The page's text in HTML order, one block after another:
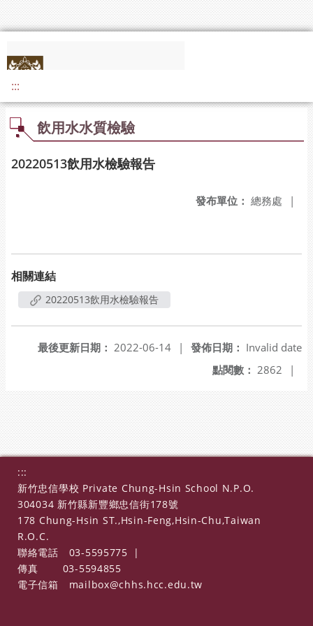
:::
飲用水水質檢驗
20220513飲用水檢驗報告
發布單位： 總務處 |
相關連結
20220513飲用水檢驗報告
發佈日期： Invalid date
最後更新日期： 2022-06-14
|
點閱數： 2862 |
:::
新竹忠信學校 Private Chung-Hsin School N.P.O.
304034 新竹縣新豐鄉忠信街178號
178 Chung-Hsin ST.,Hsin-Feng,Hsin-Chu,Taiwan
R.O.C.
聯絡電話
03-5595775
|
傳真
03-5594855
電子信箱
mailbox@chhs.hcc.edu.tw